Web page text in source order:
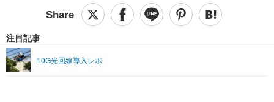
ショッピング その他
エンタメTOP 映画・ドラマ
音楽
ペット
リリース一覧
プッシュ通知の停止方法
注目記事
10G光回線導入レポ